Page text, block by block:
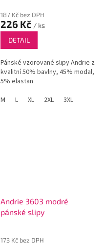
187 Kč bez DPH
226 Kč / ks
DETAIL
Pánské vzorované slipy Andrie z
kvalitní 50% bavlny, 45% modal,
5% elastan
M
L XL 2XL 3XL
Andrie 3603 modré
pánské slipy
173 Kč bez DPH